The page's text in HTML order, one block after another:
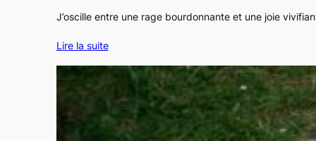
J’oscille entre une rage bourdonnante et une joie
Lire la suite